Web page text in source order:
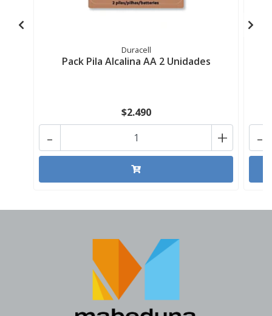
Duracell
Pack Pila Alcalina AA 2 Unidades
$2.490
+
- -